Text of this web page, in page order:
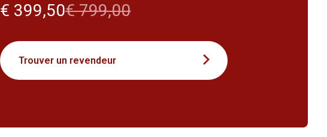
€ 399,50€ 799,00
Trouver un revendeur